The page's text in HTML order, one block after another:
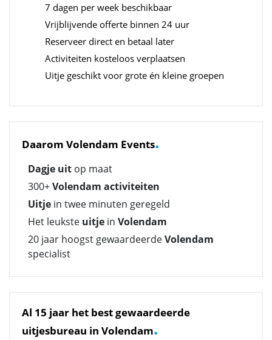
7 dagen per week beschikbaar
Vrijblijvende offerte binnen 24 uur
Reserveer direct en betaal later
Activiteiten kosteloos verplaatsen
Uitje geschikt voor grote én kleine groepen
Daarom Volendam Events.
Dagje uit op maat
300+Volendam activiteiten
Uitje in twee minuten geregeld
Het leukste uitje in Volendam
20 jaar hoogst gewaardeerdeVolendam
specialist
Al 15 jaar het best gewaardeerde
uitjesbureau in Volendam.